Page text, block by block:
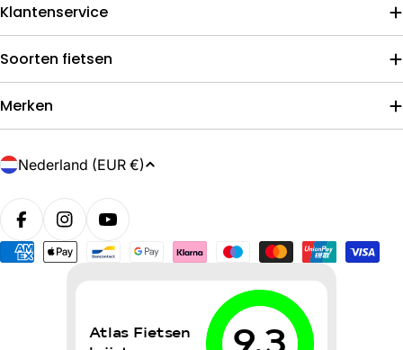
Klantenservice
Soorten fietsen
Merken
L
n
d
/
Nederland (EUR €)
Betaalmethoden